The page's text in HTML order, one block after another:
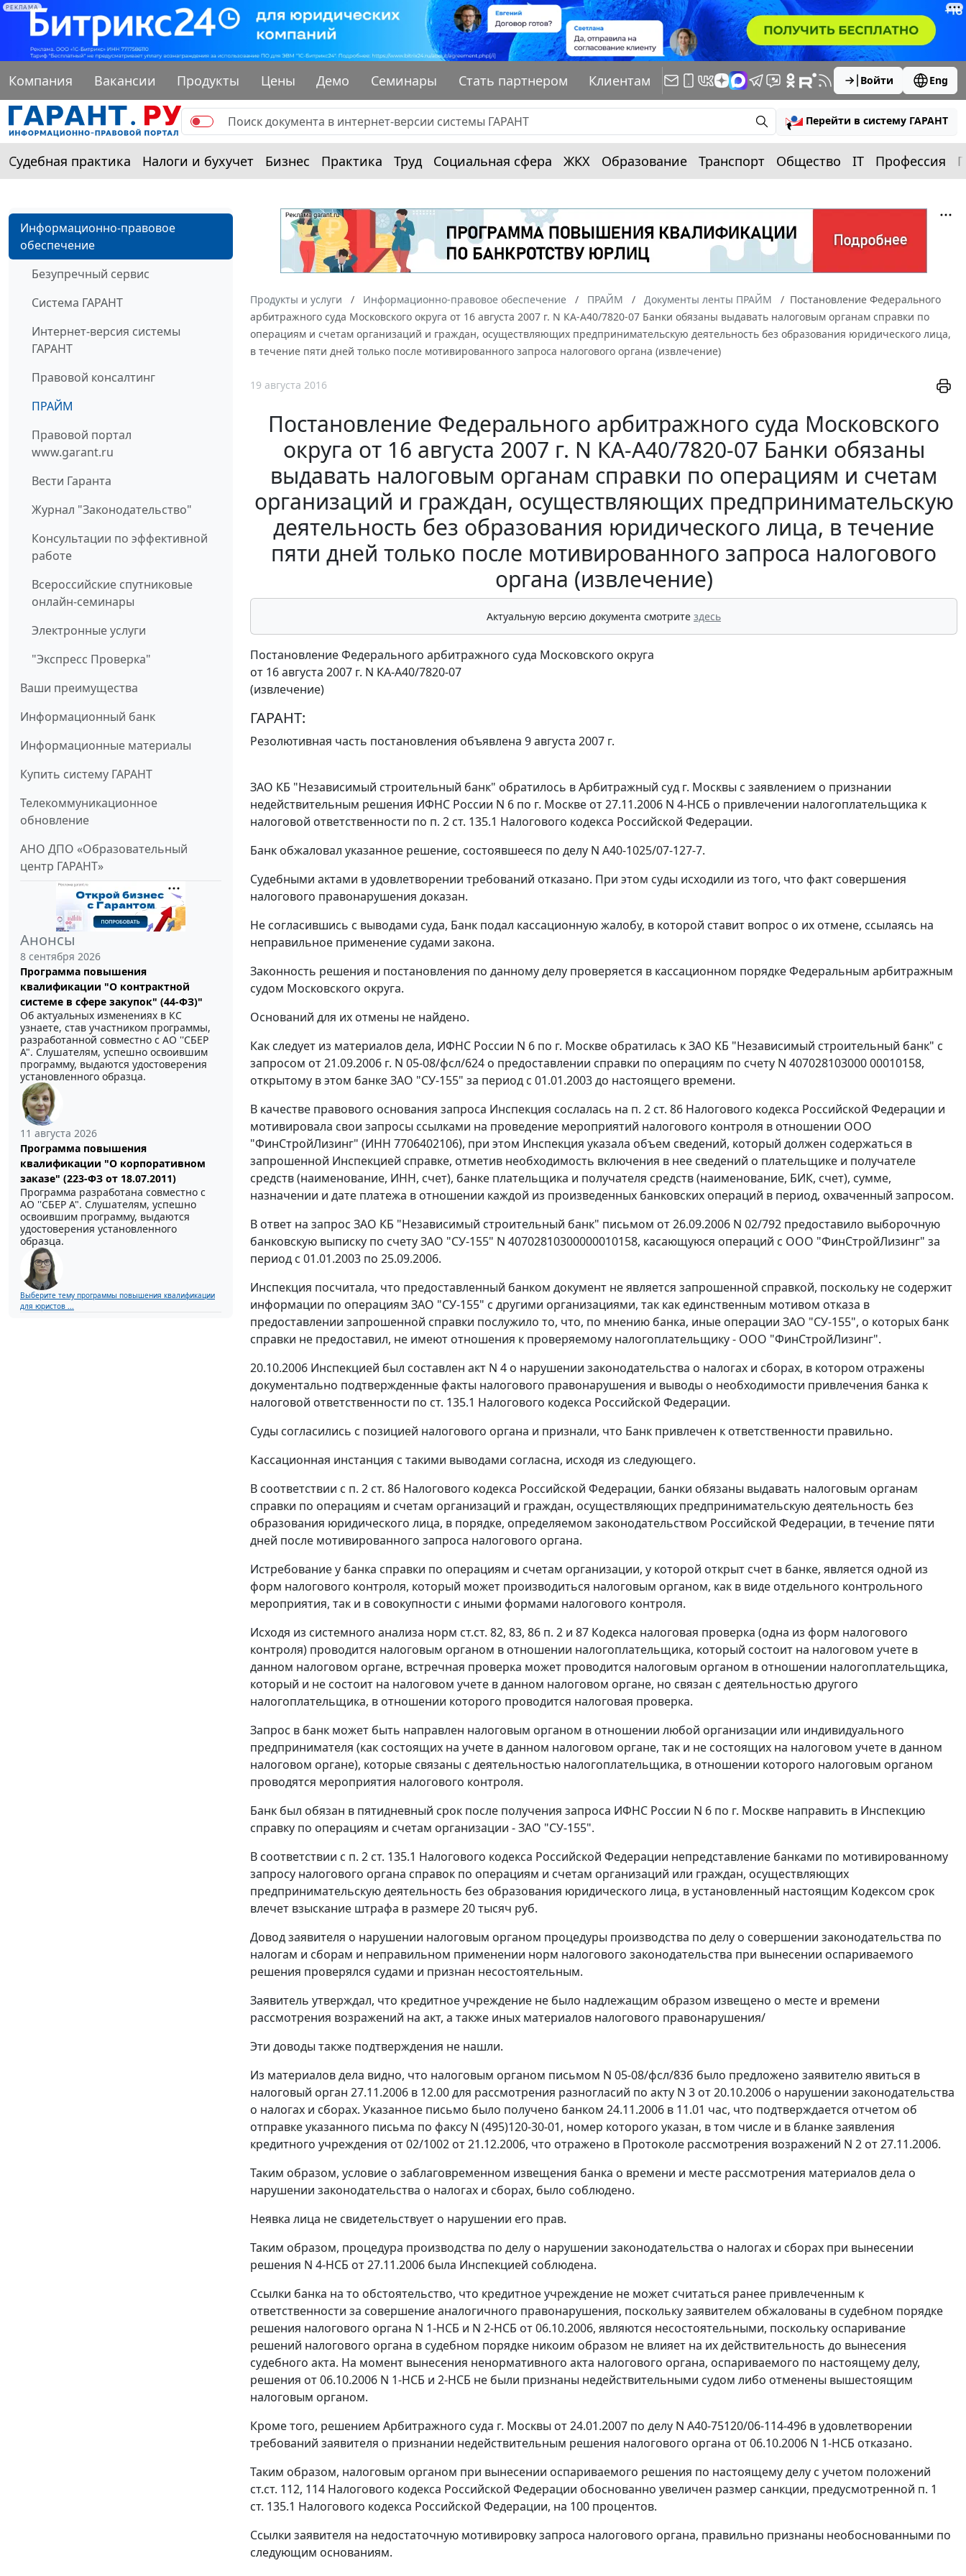
РЕКЛАМА
Компания Вакансии Продукты Цены Демо Семинары Стать партнером Клиентам Войти Eng
Перейти в систему ГАРАНТ
Судебная практика Налоги и бухучет Бизнес Практика Труд Социальная сфера ЖКХ Образование Транспорт Общество IT Профессия
Информационно-правовое
обеспечение
Безупречный сервис
Система ГАРАНТ
Интернет-версия системы
ГАРАНТ
Правовой консалтинг
ПРАЙМ
Правовой портал
www.garant.ru
Вести Гаранта
Журнал "Законодательство"
Консультации по эффективной
работе
Всероссийские спутниковые
онлайн-семинары
Электронные услуги
"Экспресс Проверка"
Ваши преимущества
Информационный банк
Информационные материалы
Купить систему ГАРАНТ
Телекоммуникационное
обновление
АНО ДПО «Образовательный
центр ГАРАНТ»
Анонсы
8 сентября 2026
Программа повышения
квалификации "О контрактной
системе в сфере закупок" (44-ФЗ)"
Об актуальных изменениях в КС
узнаете, став участником программы,
разработанной совместно с АО ''СБЕР
А". Слушателям, успешно освоившим
программу, выдаются удостоверения
установленного образца.
11 августа 2026
Программа повышения
квалификации "О корпоративном
заказе" (223-ФЗ от 18.07.2011)
Программа разработана совместно с
АО ''СБЕР А". Слушателям, успешно
освоившим программу, выдаются
удостоверения установленного
образца.
Выберите тему программы повышения квалификации
для юристов ...
Продукты и услуги Информационно-правовое обеспечение ПРАЙМ Документы ленты ПРАЙМ
Постановление Федерального
арбитражного суда Московского округа от 16 августа 2007 г. N КА-А40/7820-07 Банки обязаны выдавать налоговым органам справки по
операциям и счетам организаций и граждан, осуществляющих предпринимательскую деятельность без образования юридического лица,
в течение пяти дней только после мотивированного запроса налогового органа (извлечение)
19 августа 2016
Постановление Федерального арбитражного суда Московского
округа от 16 августа 2007 г. N КА-А40/7820-07 Банки обязаны
выдавать налоговым органам справки по операциям и счетам
организаций и граждан, осуществляющих предпринимательскую
деятельность без образования юридического лица, в течение
пяти дней только после мотивированного запроса налогового
органа (извлечение)
Актуальную версию документа смотрите здесь
Постановление Федерального арбитражного суда Московского округа
от 16 августа 2007 г. N КА-А40/7820-07
(извлечение)
ГАРАНТ:
Резолютивная часть постановления объявлена 9 августа 2007 г.
ЗАО КБ "Независимый строительный банк" обратилось в Арбитражный суд г. Москвы с заявлением о признании
недействительным решения ИФНС России N 6 по г. Москве от 27.11.2006 N 4-НСБ о привлечении налогоплательщика к
налоговой ответственности по п. 2 ст. 135.1 Налогового кодекса Российской Федерации.
Банк обжаловал указанное решение, состоявшееся по делу N А40-1025/07-127-7.
Судебными актами в удовлетворении требований отказано. При этом суды исходили из того, что факт совершения
налогового правонарушения доказан.
Не согласившись с выводами суда, Банк подал кассационную жалобу, в которой ставит вопрос о их отмене, ссылаясь на
неправильное применение судами закона.
Законность решения и постановления по данному делу проверяется в кассационном порядке Федеральным арбитражным
судом Московского округа.
Оснований для их отмены не найдено.
Как следует из материалов дела, ИФНС России N 6 по г. Москве обратилась к ЗАО КБ "Независимый строительный банк" с
запросом от 21.09.2006 г. N 05-08/фсл/624 о предоставлении справки по операциям по счету N 407028103000 00010158,
открытому в этом банке ЗАО "СУ-155" за период с 01.01.2003 до настоящего времени.
В качестве правового основания запроса Инспекция сослалась на п. 2 ст. 86 Налогового кодекса Российской Федерации и
мотивировала свои запросы ссылками на проведение мероприятий налогового контроля в отношении ООО
"ФинСтройЛизинг" (ИНН 7706402106), при этом Инспекция указала объем сведений, который должен содержаться в
запрошенной Инспекцией справке, отметив необходимость включения в нее сведений о плательщике и получателе
средств (наименование, ИНН, счет), банке плательщика и получателя средств (наименование, БИК, счет), сумме,
назначении и дате платежа в отношении каждой из произведенных банковских операций в период, охваченный запросом.
В ответ на запрос ЗАО КБ "Независимый строительный банк" письмом от 26.09.2006 N 02/792 предоставило выборочную
банковскую выписку по счету ЗАО "СУ-155" N 40702810300000010158, касающуюся операций с ООО "ФинСтройЛизинг" за
период с 01.01.2003 по 25.09.2006.
Инспекция посчитала, что предоставленный банком документ не является запрошенной справкой, поскольку не содержит
информации по операциям ЗАО "СУ-155" с другими организациями, так как единственным мотивом отказа в
предоставлении запрошенной справки послужило то, что, по мнению банка, иные операции ЗАО "СУ-155", о которых банк
справки не предоставил, не имеют отношения к проверяемому налогоплательщику - ООО "ФинСтройЛизинг".
20.10.2006 Инспекцией был составлен акт N 4 о нарушении законодательства о налогах и сборах, в котором отражены
документально подтвержденные факты налогового правонарушения и выводы о необходимости привлечения банка к
налоговой ответственности по ст. 135.1 Налогового кодекса Российской Федерации.
Суды согласились с позицией налогового органа и признали, что Банк привлечен к ответственности правильно.
Кассационная инстанция с такими выводами согласна, исходя из следующего.
В соответствии с п. 2 ст. 86 Налогового кодекса Российской Федерации, банки обязаны выдавать налоговым органам
справки по операциям и счетам организаций и граждан, осуществляющих предпринимательскую деятельность без
образования юридического лица, в порядке, определяемом законодательством Российской Федерации, в течение пяти
дней после мотивированного запроса налогового органа.
Истребование у банка справки по операциям и счетам организации, у которой открыт счет в банке, является одной из
форм налогового контроля, который может производиться налоговым органом, как в виде отдельного контрольного
мероприятия, так и в совокупности с иными формами налогового контроля.
Исходя из системного анализа норм ст.ст. 82, 83, 86 п. 2 и 87 Кодекса налоговая проверка (одна из форм налогового
контроля) проводится налоговым органом в отношении налогоплательщика, который состоит на налоговом учете в
данном налоговом органе, встречная проверка может проводится налоговым органом в отношении налогоплательщика,
который и не состоит на налоговом учете в данном налоговом органе, но связан с деятельностью другого
налогоплательщика, в отношении которого проводится налоговая проверка.
Запрос в банк может быть направлен налоговым органом в отношении любой организации или индивидуального
предпринимателя (как состоящих на учете в данном налоговом органе, так и не состоящих на налоговом учете в данном
налоговом органе), которые связаны с деятельностью налогоплательщика, в отношении которого налоговым органом
проводятся мероприятия налогового контроля.
Банк был обязан в пятидневный срок после получения запроса ИФНС России N 6 по г. Москве направить в Инспекцию
справку по операциям и счетам организации - ЗАО "СУ-155".
В соответствии с п. 2 ст. 135.1 Налогового кодекса Российской Федерации непредставление банками по мотивированному
запросу налогового органа справок по операциям и счетам организаций или граждан, осуществляющих
предпринимательскую деятельность без образования юридического лица, в установленный настоящим Кодексом срок
влечет взыскание штрафа в размере 20 тысяч руб.
Довод заявителя о нарушении налоговым органом процедуры производства по делу о совершении законодательства по
налогам и сборам и неправильном применении норм налогового законодательства при вынесении оспариваемого
решения проверялся судами и признан несостоятельным.
Заявитель утверждал, что кредитное учреждение не было надлежащим образом извещено о месте и времени
рассмотрения возражений на акт, а также иных материалов налогового правонарушения/
Эти доводы также подтверждения не нашли.
Из материалов дела видно, что налоговым органом письмом N 05-08/фсл/83б было предложено заявителю явиться в
налоговый орган 27.11.2006 в 12.00 для рассмотрения разногласий по акту N 3 от 20.10.2006 о нарушении законодательства
о налогах и сборах. Указанное письмо было получено банком 24.11.2006 в 11.01 час, что подтверждается отчетом об
отправке указанного письма по факсу N (495)120-30-01, номер которого указан, в том числе и в бланке заявления
кредитного учреждения от 02/1002 от 21.12.2006, что отражено в Протоколе рассмотрения возражений N 2 от 27.11.2006.
Таким образом, условие о заблаговременном извещения банка о времени и месте рассмотрения материалов дела о
нарушении законодательства о налогах и сборах, было соблюдено.
Неявка лица не свидетельствует о нарушении его прав.
Таким образом, процедура производства по делу о нарушении законодательства о налогах и сборах при вынесении
решения N 4-НСБ от 27.11.2006 была Инспекцией соблюдена.
Ссылки банка на то обстоятельство, что кредитное учреждение не может считаться ранее привлеченным к
ответственности за совершение аналогичного правонарушения, поскольку заявителем обжалованы в судебном порядке
решения налогового органа N 1-НСБ и N 2-НСБ от 06.10.2006, являются несостоятельными, поскольку оспаривание
решений налогового органа в судебном порядке никоим образом не влияет на их действительность до вынесения
судебного акта. На момент вынесения ненормативного акта налогового органа, оспариваемого по настоящему делу,
решения от 06.10.2006 N 1-НСБ и 2-НСБ не были признаны недействительными судом либо отменены вышестоящим
налоговым органом.
Кроме того, решением Арбитражного суда г. Москвы от 24.01.2007 по делу N А40-75120/06-114-496 в удовлетворении
требований заявителя о признании недействительным решения налогового органа от 06.10.2006 N 1-НСБ отказано.
Таким образом, налоговым органом при вынесении оспариваемого решения по настоящему делу с учетом положений
ст.ст. 112, 114 Налогового кодекса Российской Федерации обоснованно увеличен размер санкции, предусмотренной п. 1
ст. 135.1 Налогового кодекса Российской Федерации, на 100 процентов.
Ссылки заявителя на недостаточную мотивировку запроса налогового органа, правильно признаны необоснованными по
следующим основаниям.